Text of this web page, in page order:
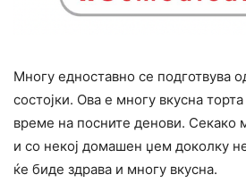
Многу едноставно се подготвува
состојки. Ова е многу вкусна
време на посните денови. Секако
и со некој домашен џем доколку
ќе биде здрава и многу вкусна.